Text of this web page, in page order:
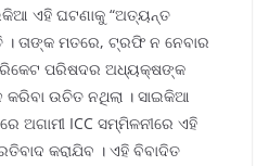
ଏହି ଘଟଣାକୁ “ଅତ୍ୟନ୍ତ
। ତାଙ୍କ ମତରେ, ଟ୍ରଫି ନ ନେବାର
ପରିଷଦର ଅଧ୍ୟକ୍ଷଙ୍କ
ଉଚିତ ନଥିଲା । ସାଇକିଆ
ଅଗାମୀ ICC ସମ୍ମିଳନୀରେ ଏହି
କରାଯିବ । ଏହି ବିବାଦିତ